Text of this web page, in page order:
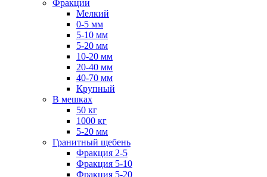
Фракции
Мелкий
0-5 мм
5-10 мм
5-20 мм
10-20 мм
20-40 мм
40-70 мм
Крупный
В мешках
50 кг
1000 кг
5-20 мм
Гранитный щебень
Фракция 2-5
Фракция 5-10
Фракция 5-20